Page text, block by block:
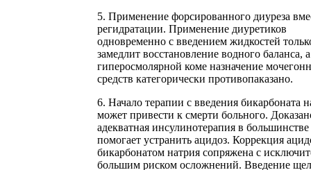
5. Применение форсированного диуреза
регидратации. Применение диуретиков
одновременно с введением жидкостей
замедлит восстановление водного баланса,
гиперосмолярной коме назначение
средств категорически противопаказано.
6. Начало терапии с введения бикарбоната
может привести к смерти больного.
адекватная инсулинотерапия в большинстве
помогает устранить ацидоз. Коррекция
бикарбонатом натрия сопряжена с
большим риском осложнений. Введение